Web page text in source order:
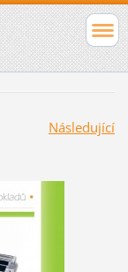
Následující